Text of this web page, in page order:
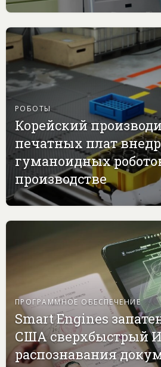
РОБОТЫ
Корейский
печатных плат
гуманоидных
производстве
ПРОГРАММНОЕ ОБЕСПЕЧЕНИЕ
Smart Engines
США сверхбыстрый
распознавания